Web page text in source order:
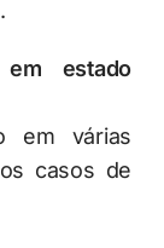
estado
em várias
casos de